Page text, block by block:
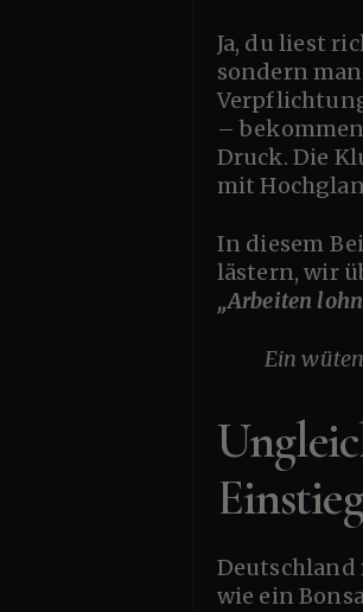
Ja, du liest richtig: „in den Arsch geschoben“ – denn so fühlt sich das an. Nicht nur eine rhetorische Spitze,
sondern
–
Druck. Die
mit
In diesem Beitrag halte ich der Realität einen spöttischen Spiegel vor. Wir reißen uns die Augen auf, wir
lästern, wir
„Arbeiten
Ein
Deutschland rühmt sich seiner Chancengleichheit – einem Märchen, das in Sonntagsreden gepflegt wird
wie ein